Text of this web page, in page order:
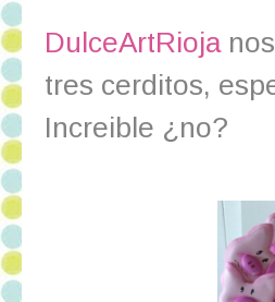
DulceArtRioja
tres cerditos,
Increible ¿no?